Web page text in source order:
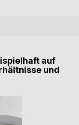
auf
und